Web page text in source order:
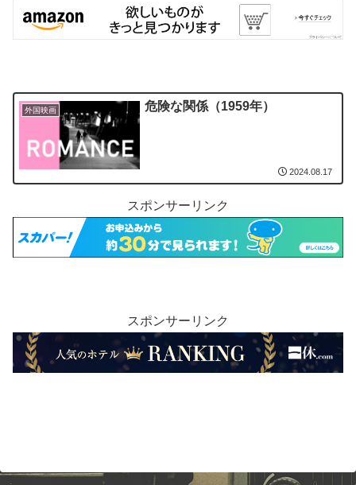
外国映画 危険な関係（1959年）
2024.08.17
スポンサーリンク
スポンサーリンク